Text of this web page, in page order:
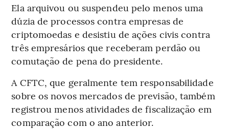
Ela arquivou ou suspendeu pelo menos uma
dúzia de processos contra empresas de
criptomoedas e desistiu de ações civis contra
três empresários que receberam perdão ou
comutação de pena do presidente.
A CFTC, que geralmente tem responsabilidade
sobre os novos mercados de previsão, também
registrou menos atividades de fiscalização em
comparação com o ano anterior.